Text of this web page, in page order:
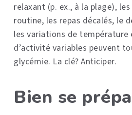
relaxant (p. ex., à la plage),
routine, les repas décalés, le
les variations de température
d’activité variables peuvent
glycémie. La clé? Anticiper.
Bien se